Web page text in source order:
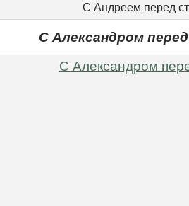
С Андреем перед
С Александром